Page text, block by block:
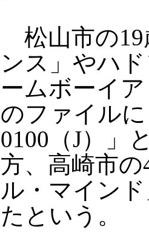
松山市の19
ンス」やハ
ームボーイ
のファイル
0100（J）」
方、高崎市
ル・マイン
たという。